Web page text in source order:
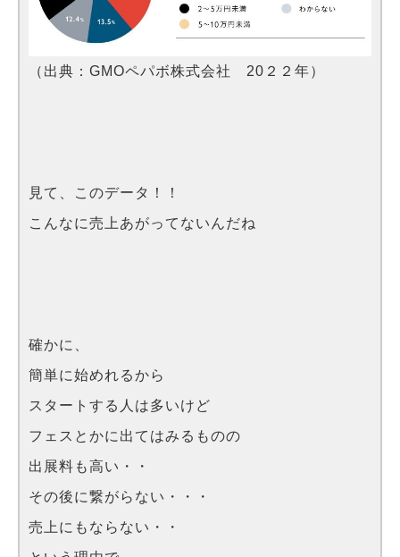
（出典：GMOペパボ株式会社 20２２年）
見て、このデータ！！
こんなに売上あがってないんだね
確かに、
簡単に始めれるから
スタートする人は多いけど
フェスとかに出てはみるものの
出展料も高い・・
その後に繋がらない・・・
売上にもならない・・